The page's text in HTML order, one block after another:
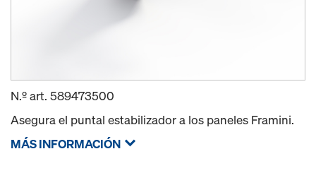
N.º art. 589473500
Asegura el puntal estabilizador a los paneles Framini.
MÁS INFORMACIÓN